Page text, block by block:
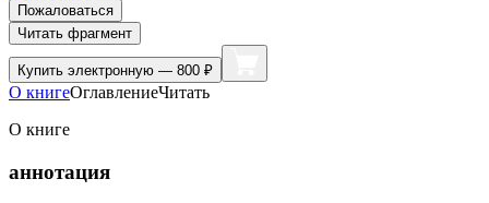
Пожаловаться
Читать фрагмент
Купить электронную — 800 ₽
О книгеОглавлениеЧитать
О книге
аннотация